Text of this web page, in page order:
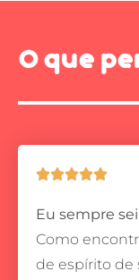
O que

Eu sempre
Como
de espírito de